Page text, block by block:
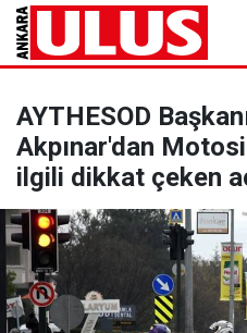
AYTHESOD
Akpınar'dan
ilgili dikkat çeken